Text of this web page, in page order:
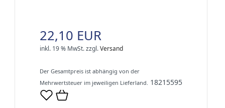
22,10 EUR
inkl. 19 % MwSt.zzgl.Versand
Der Gesamtpreis ist abhängig von der
Mehrwertsteuer im jeweiligen Lieferland. 18215595